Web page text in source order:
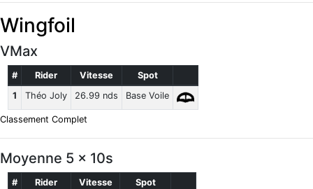
Wingfoil
VMax
# Rider Vitesse
Spot
1
Théo Joly 26.99 nds Base Voile
Classement Complet
Moyenne 5 x 10s
# Rider Vitesse
Spot